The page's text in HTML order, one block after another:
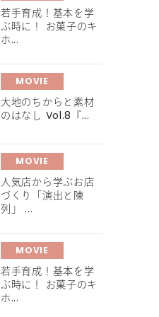
若手育成！基本を学
ぶ時に！ お菓子のキ
ホ...
MOVIE
大地のちからと素材
のはなし Vol.8『...
MOVIE
人気店から学ぶお店
づくり「演出と陳
列」 ...
MOVIE
若手育成！基本を学
ぶ時に！ お菓子のキ
ホ...